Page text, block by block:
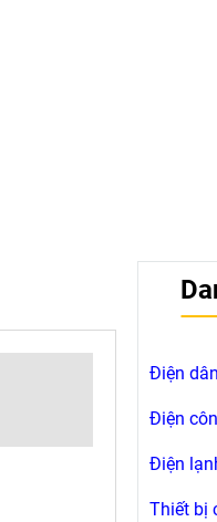
Điện
Điện
Điện
Thiết bị